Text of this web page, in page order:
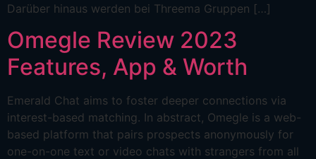
Darüber hinaus werden bei Threema Gruppen […]
Omegle Review 2023
Features, App & Worth
Emerald Chat aims to foster deeper connections via
interest-based matching. In abstract, Omegle is a web-
based platform that pairs prospects anonymously for
one-on-one text or video chats with strangers from all